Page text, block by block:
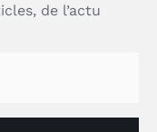
de l’actu